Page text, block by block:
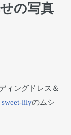
の写真
ィングドレス＆
sweet-lilyのムシ